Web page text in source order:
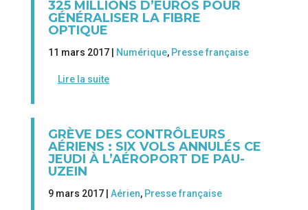
325 MILLIONS D’EUROS POUR
GÉNÉRALISER LA FIBRE
OPTIQUE
11 mars 2017 | Numérique, Presse française
Lire la suite
GRÈVE DES CONTRÔLEURS
AÉRIENS : SIX VOLS ANNULÉS CE
JEUDI À L’AÉROPORT DE PAU-
UZEIN
9 mars 2017 | Aérien, Presse française